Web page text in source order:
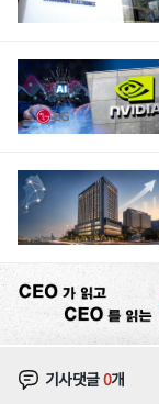
기사댓글0개